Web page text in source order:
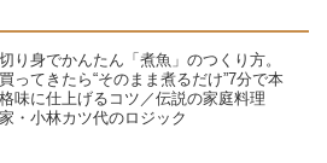
切り身でかんたん「煮魚」のつくり方。
買ってきたら“そのまま煮るだけ”7分で本
格味に仕上げるコツ／伝説の家庭料理
家・小林カツ代のロジック